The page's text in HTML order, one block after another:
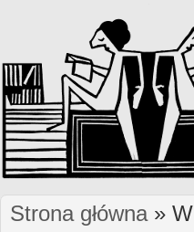
Jesteś tutaj
Strona główna»